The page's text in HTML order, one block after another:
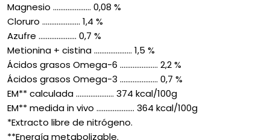
Magnesio ..................... 0,08 %
Cloruro ..................... 1,4 %
Azufre ..................... 0,7 %
Metionina + cistina ..................... 1,5 %
Ácidos grasos Omega-6 ..................... 2,2 %
Ácidos grasos Omega-3 ..................... 0,7 %
EM** calculada ..................... 374 kcal/100g
EM** medida in vivo ..................... 364 kcal/100g
*Extracto libre de nitrógeno.
**Energía metabolizable.